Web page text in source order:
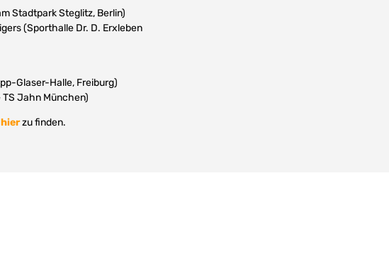
Stadtpark Steglitz, Berlin)
(Sporthalle Dr. D. Erxleben
Glaser-Halle, Freiburg)
TS Jahn München)
hierzu finden.